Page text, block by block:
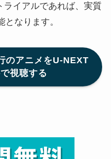
ライアルであれば、実質
なります。
のアニメをU-NEXT
視聴する